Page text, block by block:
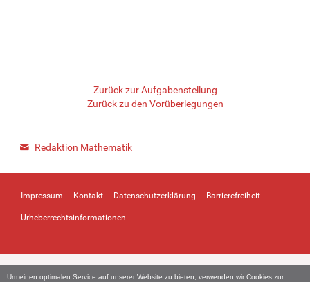
Um einen optimalen Service auf unserer Website zu bieten, verwenden wir Cookies zur
Zurück zur Aufgabenstellung
Zurück zu den Vorüberlegungen
Redaktion Mathematik
Impressum Kontakt Datenschutzerklärung Barrierefreiheit
Urheberrechtsinformationen